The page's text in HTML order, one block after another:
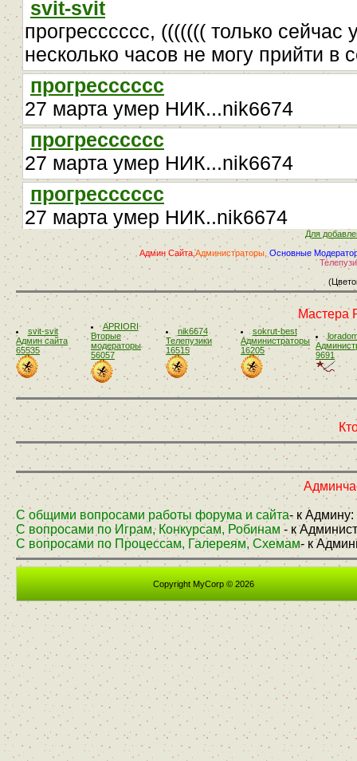
Для
Админ Сайта,Администраторы, Основные
Мастера
svit-svit
Админ сайта
65535
APRIORI
Вторые
модераторы
56057
nik6674
Телепузики
16515
sokrut-best
Администраторы
16205
9691
С общими вопросами работы форума и сайта- к Админу:
С вопросами по Играм, Конкурсам, Робинам - к
С вопросами по Процессам, Галереям, Схемам- к
Copyright MyCorp © 2026